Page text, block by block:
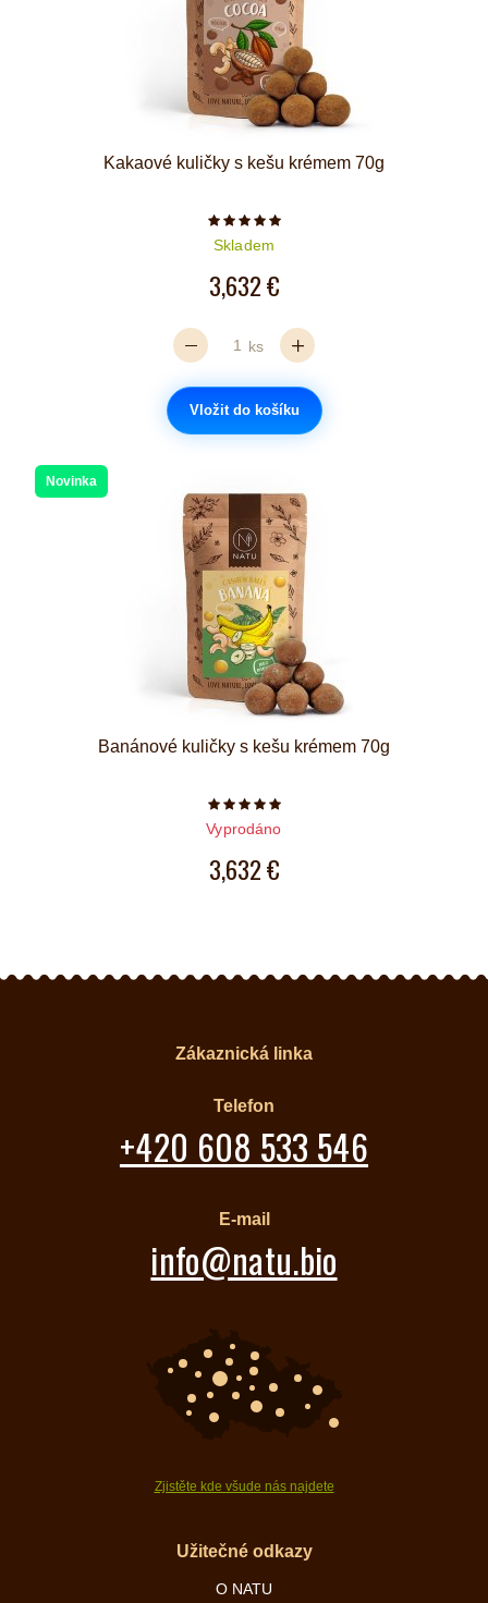
Kakaové kuličky s kešu krémem 70g
Počet hvězdiček je 5 z 5
Skladem
3,632 €
ks
Vložit do košíku
Novinka
Banánové kuličky s kešu krémem 70g
Počet hvězdiček je 5 z 5
Vyprodáno
3,632 €
Zákaznická linka
Telefon
+420 608 533 546
E-mail
info@natu.bio
Zjistěte kde všude nás najdete
Užitečné odkazy
O NATU